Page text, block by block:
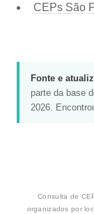
CEPs São
Fonte e
parte da base
2026.
Consulta de
organizados por